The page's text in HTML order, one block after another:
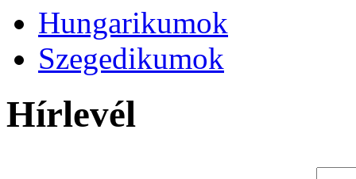
Hungarikumok
Szegedikumok
Hírlevél